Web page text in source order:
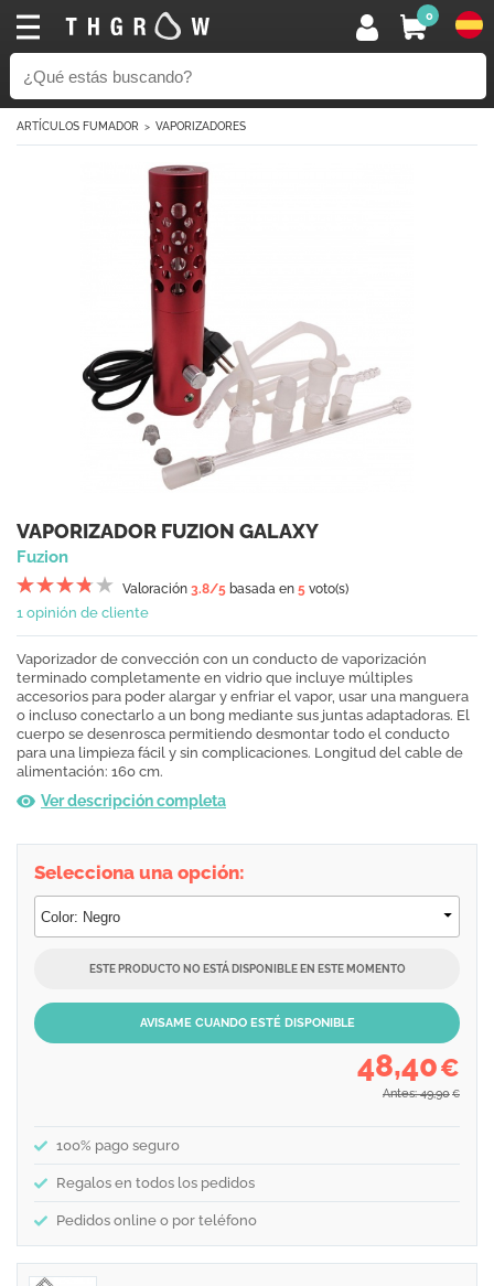
0
ARTÍCULOS FUMADOR VAPORIZADORES
VAPORIZADOR FUZION GALAXY
Fuzion
Valoración 3.8/5 basada en 5 voto(s)
1 opinión de cliente
Vaporizador de convección con un conducto de vaporización
terminado completamente en vidrio que incluye múltiples
accesorios para poder alargar y enfriar el vapor, usar una manguera
o incluso conectarlo a un bong mediante sus juntas adaptadoras. El
cuerpo se desenrosca permitiendo desmontar todo el conducto
para una limpieza fácil y sin complicaciones. Longitud del cable de
alimentación: 160 cm.
Ver descripción completa
Selecciona una opción:
ESTE PRODUCTO NO ESTÁ DISPONIBLE EN ESTE MOMENTO
AVISAME CUANDO ESTÉ DISPONIBLE
48,40€
Antes: 49,90 €
100% pago seguro
Regalos en todos los pedidos
Pedidos online o por teléfono